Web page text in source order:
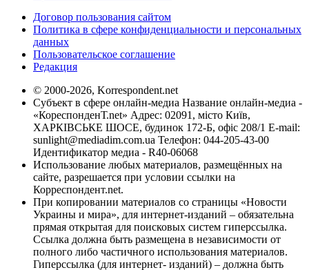
Договор пользования сайтом
Политика в сфере конфиденциальности и персональных
данных
Пользовательское соглашение
Редакция
© 2000-2026, Korrespondent.net
Субъект в сфере онлайн-медиа Название онлайн-медиа -
«КореспонденТ.net» Адрес: 02091, місто Київ,
ХАРКІВСЬКЕ ШОСЕ, будинок 172-Б, офіс 208/1 E-mail:
sunlight@mediadim.com.ua Телефон: 044-205-43-00
Идентификатор медиа - R40-06068
Использование любых материалов, размещённых на
сайте, разрешается при условии ссылки на
Корреспондент.net.
При копировании материалов со страницы «Новости
Украины и мира», для интернет-изданий – обязательна
прямая открытая для поисковых систем гиперссылка.
Ссылка должна быть размещена в независимости от
полного либо частичного использования материалов.
Гиперссылка (для интернет- изданий) – должна быть